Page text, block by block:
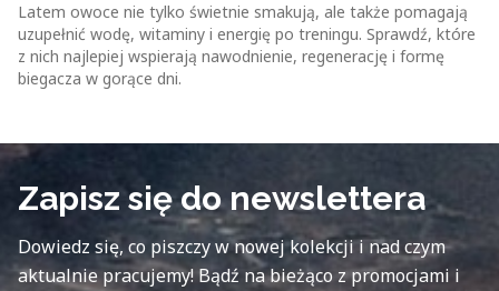
Latem owoce nie tylko świetnie smakują, ale także pomagają
uzupełnić wodę, witaminy i energię po treningu. Sprawdź, które
z nich najlepiej wspierają nawodnienie, regenerację i formę
biegacza w gorące dni.
Zapisz się do newslettera
Dowiedz się, co piszczy w nowej kolekcji i nad czym
aktualnie pracujemy! Bądź na bieżąco z promocjami i